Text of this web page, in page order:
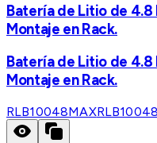
Batería de Litio de 4.8
Montaje en Rack.
Batería de Litio de 4.8
Montaje en Rack.
RLB10048MAX